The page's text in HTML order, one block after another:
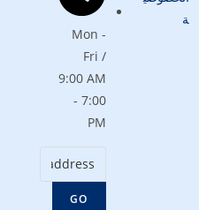
ة
Mon -
Fri /
9:00 AM
- 7:00
PM
GO